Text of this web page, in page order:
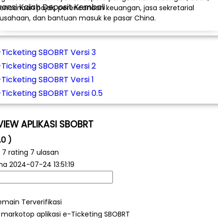
Kalah Deposit Kembali
pajak, perencanaan keuangan, jasa sekretarial
dan bantuan masuk ke pasar China.
SBOBRT Versi 3
SBOBRT Versi 2
SBOBRT Versi 1
SBOBRT Versi 0.5
APLIKASI SBOBRT
)
7 rating 7 ulasan
2024-07-24 13:51:19
Terverifikasi
aplikasi e-Ticketing SBOBRT